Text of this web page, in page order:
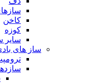
کاخن
کوزه
سایر
ساز های